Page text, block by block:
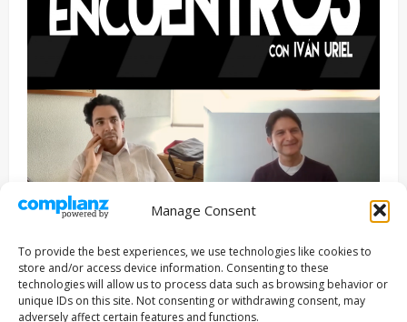
Manage Consent
To provide the best experiences, we use technologies like cookies to
store and/or access device information. Consenting to these
technologies will allow us to process data such as browsing behavior or
unique IDs on this site. Not consenting or withdrawing consent, may
adversely affect certain features and functions.
Entrevista Series
ENCUENTROS CON IVÁN URIEL T3E22: JUAN PATRICIO
RIVEROLL
Filmakersmovie 5 mayo, 2026